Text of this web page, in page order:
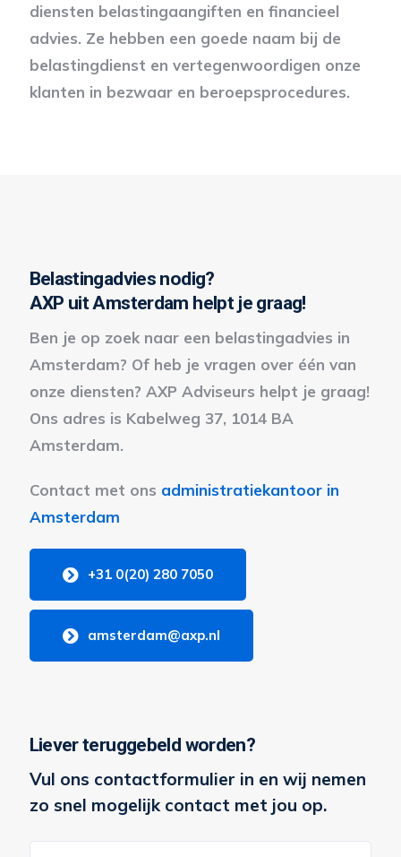
diensten belastingaangiften en financieel
advies. Ze hebben een goede naam bij de
belastingdienst en vertegenwoordigen onze
klanten in bezwaar en beroepsprocedures.
Belastingadvies nodig?
AXP uit Amsterdam helpt je graag!
Ben je op zoek naar een belastingadvies in
Amsterdam? Of heb je vragen over één van
onze diensten? AXP Adviseurs helpt je graag!
Ons adres is Kabelweg 37, 1014 BA
Amsterdam.
Contact met ons administratiekantoor in
Amsterdam
+31 0(20) 280 7050
amsterdam@axp.nl
Liever teruggebeld worden?
Vul ons contactformulier in en wij nemen
zo snel mogelijk contact met jou op.